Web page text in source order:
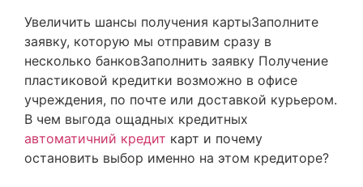
Увеличить шансы получения картыЗаполните
заявку, которую мы отправим сразу в
несколько банковЗаполнить заявку Получение
пластиковой кредитки возможно в офисе
учреждения, по почте или доставкой курьером.
В чем выгода ощадных кредитных
автоматичний кредит карт и почему
остановить выбор именно на этом кредиторе?